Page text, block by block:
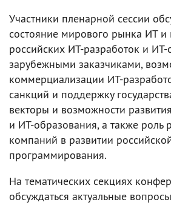
Участники пленарной сессии
состояние мирового рынка ИТ и
российских ИТ-разработок и ИТ-
зарубежными заказчиками,
коммерциализации ИТ-
санкций и поддержку
векторы и возможности
и ИТ-образования, а также роль
компаний в развитии
программирования.
На тематических секциях
обсуждаться актуальные